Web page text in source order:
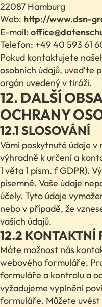
22087 Hamburg
Web: http://www.dsn-
E-mail:
Telefon: +49 40 593 61
Pokud kontaktujete
osobních údajů, uveďte
orgán uvedený v tiráži.
12. DALŠÍ
OCHRANY
12.1 SLOSOVÁNÍ
Vámi poskytnuté údaje v
výhradně k určení a
1 věta 1 písm. f GDPR).
písemně. Vaše údaje
účely. Tyto údaje
nebo v případě, že
vašich údajů.
12.2 KONTAKTNÍ
Máte možnost nás
webového formuláře.
formuláře a kontrolu a
vyžadujeme vyplnění
formuláře. Můžete